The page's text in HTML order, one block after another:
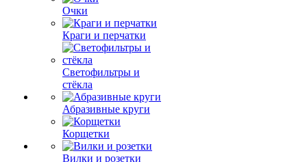
Очки
Краги и перчатки
Светофильтры и
стёкла
Абразивные круги
Корщетки
Вилки и розетки